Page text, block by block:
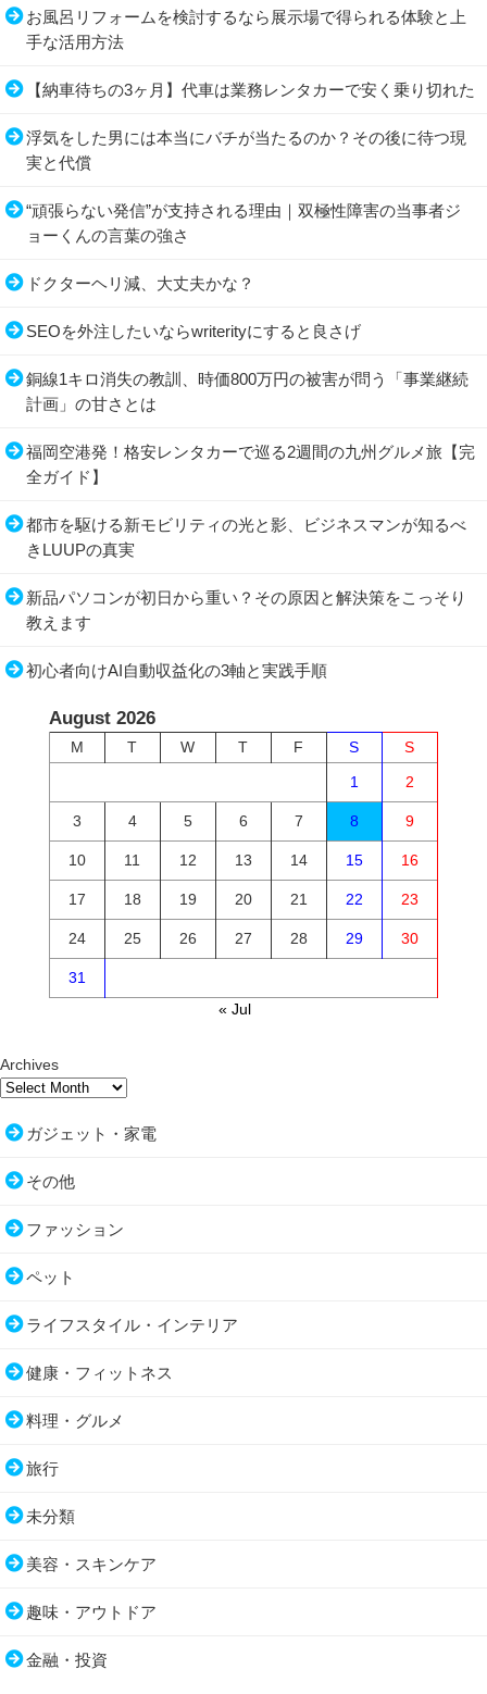
お風呂リフォームを検討するなら展示場で得られる体験と上
手な活用方法
【納車待ちの3ヶ月】代車は業務レンタカーで安く乗り切れた
浮気をした男には本当にバチが当たるのか？その後に待つ現
実と代償
“頑張らない発信”が支持される理由｜双極性障害の当事者ジ
ョーくんの言葉の強さ
ドクターヘリ減、大丈夫かな？
SEOを外注したいならwriterityにすると良さげ
銅線1キロ消失の教訓、時価800万円の被害が問う「事業継続
計画」の甘さとは
福岡空港発！格安レンタカーで巡る2週間の九州グルメ旅【完
全ガイド】
都市を駆ける新モビリティの光と影、ビジネスマンが知るべ
きLUUPの真実
新品パソコンが初日から重い？その原因と解決策をこっそり
教えます
初心者向けAI自動収益化の3軸と実践手順
August 2026
M T W T F S
S
1
2
3 4 5 6 7 8 9
10 11 12 13 14 15 16
17 18 19 20 21 22 23
24 25 26 27 28 29 30
31
« Jul
Archives
ガジェット・家電
その他
ファッション
ペット
ライフスタイル・インテリア
健康・フィットネス
料理・グルメ
旅行
未分類
美容・スキンケア
趣味・アウトドア
金融・投資